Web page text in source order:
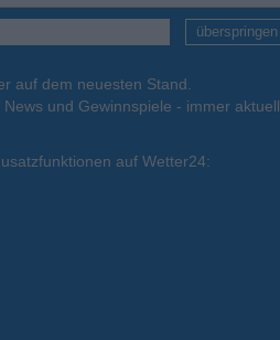
20.08. Fr . 21.08.
überspringen
auf dem neuesten Stand.
und Gewinnspiele - immer aktuell
auf Wetter24: